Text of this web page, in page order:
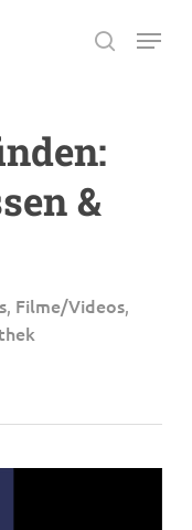
search
Menu
&
, Filme/Videos,